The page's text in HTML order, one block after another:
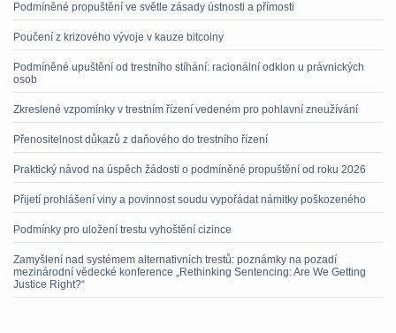
Podmíněné propuštění ve světle zásady ústnosti a přímosti
Poučení z krizového vývoje v kauze bitcoiny
Podmíněné upuštění od trestního stíhání: racionální odklon u právnických
osob
Zkreslené vzpomínky v trestním řízení vedeném pro pohlavní zneužívání
Přenositelnost důkazů z daňového do trestního řízení
Praktický návod na úspěch žádosti o podmíněné propuštění od roku 2026
Přijetí prohlášení viny a povinnost soudu vypořádat námitky poškozeného
Podmínky pro uložení trestu vyhoštění cizince
Zamyšlení nad systémem alternativních trestů: poznámky na pozadí
mezinárodní vědecké konference „Rethinking Sentencing: Are We Getting
Justice Right?“